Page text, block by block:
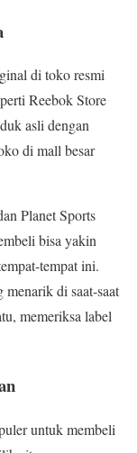
di toko resmi
Reebok Store
asli dengan
di mall besar
Planet Sports
bisa yakin
tempat ini.
di saat-saat
memeriksa label
untuk membeli